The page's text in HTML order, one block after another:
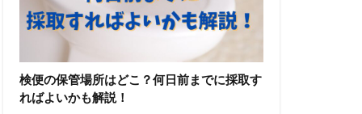
検便の保管場所はどこ？何日前までに採取す
ればよいかも解説！